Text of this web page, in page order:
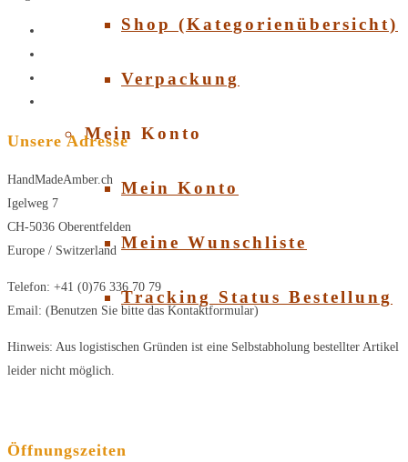
Shop (Kategorienübersicht)
Verpackung
Mein Konto
Mein Konto
Meine Wunschliste
Tracking Status Bestellung
Unsere Adresse
HandMadeAmber.ch
Igelweg 7
CH-5036 Oberentfelden
Europe / Switzerland
Telefon: +41 (0)76 336 70 79
Email: (Benutzen Sie bitte das Kontaktformular)
Hinweis: Aus logistischen Gründen ist eine Selbstabholung bestellter Artikel
leider nicht möglich.
Öffnungszeiten